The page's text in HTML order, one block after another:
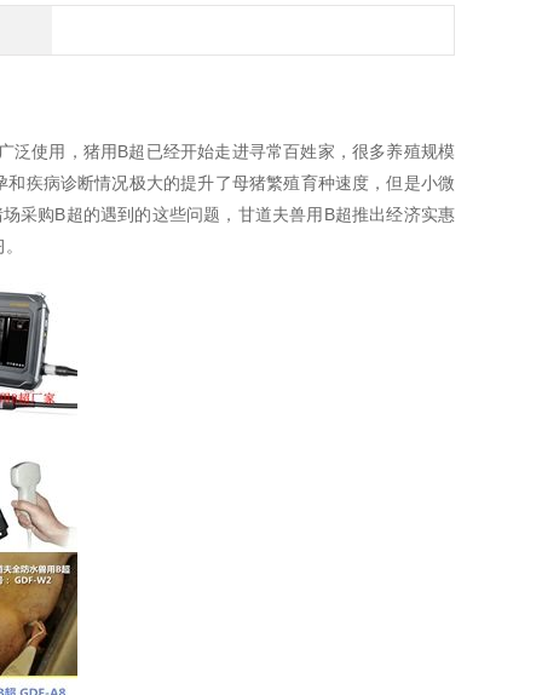
泛使用，猪用B超已经开始走进寻常百姓家，很多养殖规模
疾病诊断情况极大的提升了母猪繁殖育种速度，但是小微
采购B超的遇到的这些问题，甘道夫兽用B超推出经济实惠